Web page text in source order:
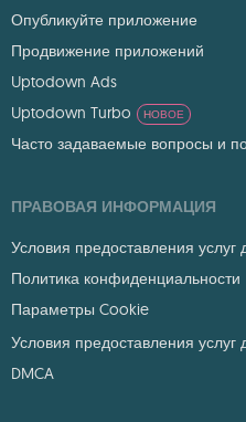
Опубликуйте приложение
Продвижение приложений
Uptodown Ads
Uptodown Turbo
НОВОЕ
Часто задаваемые вопросы и
ПРАВОВАЯ ИНФОРМАЦИЯ
Условия предоставления услуг
Политика конфиденциальности
Параметры Cookie
Условия предоставления услуг
DMCA